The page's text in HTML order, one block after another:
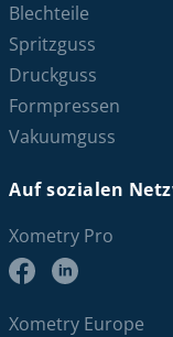
Blechteile
Spritzguss
Druckguss
Formpressen
Vakuumguss
Auf sozialen
Xometry Pro
Xometry Europe